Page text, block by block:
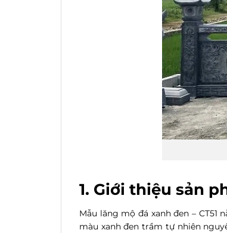
1. Giới thiệu sản
Mẫu lăng mộ đá xanh đen –
màu xanh đen trầm tự nhiên